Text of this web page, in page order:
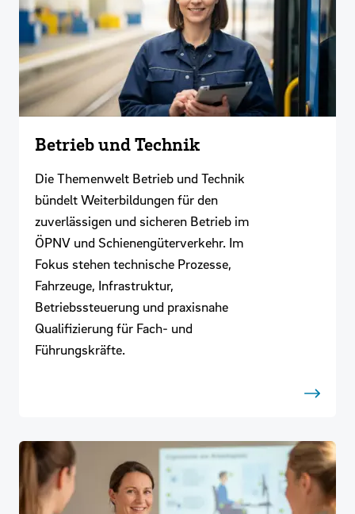
Betrieb und Technik
Die Themenwelt Betrieb und Technik
bündelt Weiterbildungen für den
zuverlässigen und sicheren Betrieb im
ÖPNV und Schienengüterverkehr. Im
Fokus stehen technische Prozesse,
Fahrzeuge, Infrastruktur,
Betriebssteuerung und praxisnahe
Qualifizierung für Fach- und
Führungskräfte.